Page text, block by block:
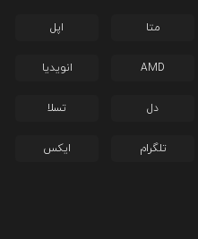
متا اپل
AMD انویدیا
دل تسلا
تلگرام ایکس